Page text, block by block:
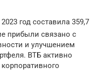
год составила 359,7
прибыли связано с
и улучшением
ВТБ активно